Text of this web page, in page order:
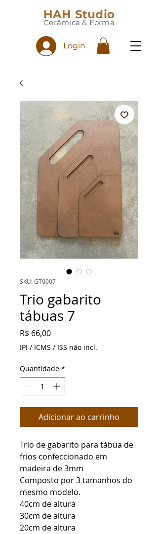
HAH Studio
Cerâmica & Forma
Login
SKU: GT0007
Trio gabarito
tábuas 7
R$ 66,00Preço
IPI / ICMS / ISS não incl.
Quantidade *
Adicionar ao carrinho
Trio de gabarito para tábua de
frios confeccionado em
madeira de 3mm
Composto por 3 tamanhos do
mesmo modelo.
40cm de altura
30cm de altura
20cm de altura